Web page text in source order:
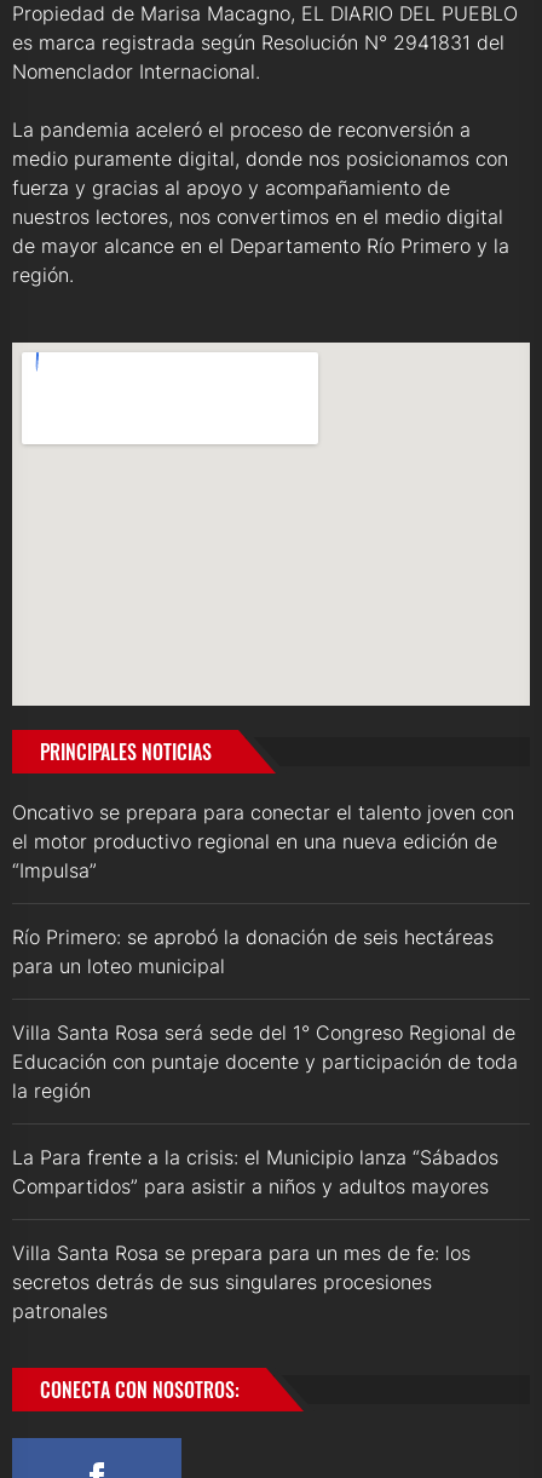
Propiedad de Marisa Macagno, EL DIARIO DEL PUEBLO
es marca registrada según Resolución N° 2941831 del
Nomenclador Internacional.
La pandemia aceleró el proceso de reconversión a
medio puramente digital, donde nos posicionamos con
fuerza y gracias al apoyo y acompañamiento de
nuestros lectores, nos convertimos en el medio digital
de mayor alcance en el Departamento Río Primero y la
región.
PRINCIPALES NOTICIAS
Oncativo se prepara para conectar el talento joven con
el motor productivo regional en una nueva edición de
“Impulsa”
Río Primero: se aprobó la donación de seis hectáreas
para un loteo municipal
Villa Santa Rosa será sede del 1° Congreso Regional de
Educación con puntaje docente y participación de toda
la región
La Para frente a la crisis: el Municipio lanza “Sábados
Compartidos” para asistir a niños y adultos mayores
Villa Santa Rosa se prepara para un mes de fe: los
secretos detrás de sus singulares procesiones
patronales
CONECTA CON NOSOTROS: